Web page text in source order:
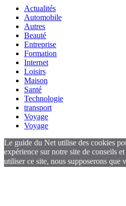
Actualités
Automobile
Autres
Beauté
Entreprise
Formation
Internet
Loisirs
Maison
Santé
Technologie
transport
Voyage
Voyage
Le guide du Net utilise des cookies
expérience sur notre site de conseils
utiliser ce site, nous supposerons que